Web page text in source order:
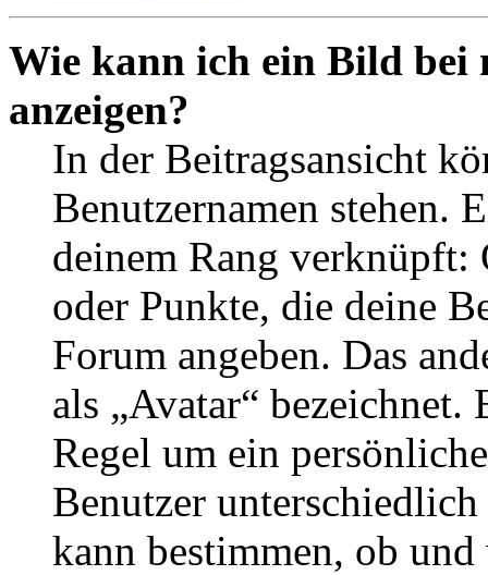
Wie kann ich ein Bild bei
anzeigen?
In der Beitragsansicht
Benutzernamen stehen.
deinem Rang verknüpft:
oder Punkte, die deine
Forum angeben. Das
als „Avatar“
Regel um ein
Benutzer
kann bestimmen, ob